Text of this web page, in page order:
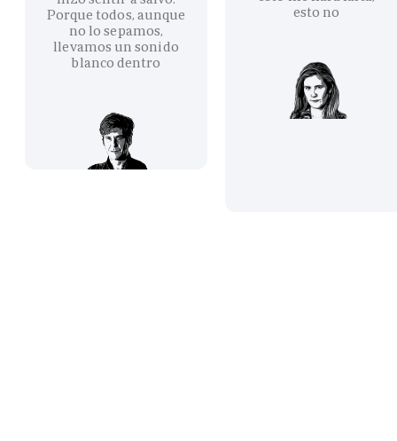
Porque todos, aunque
no lo sepamos,
llevamos un sonido
blanco dentro
esto no